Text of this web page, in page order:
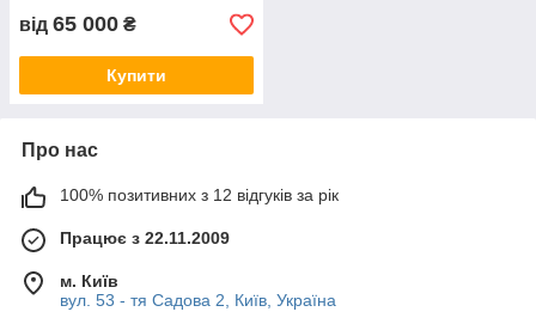
від 65 000 ₴
Купити
Про нас
100% позитивних з 12 відгуків за рік
Працює з 22.11.2009
м. Київ
вул. 53 - тя Садова 2, Київ, Україна